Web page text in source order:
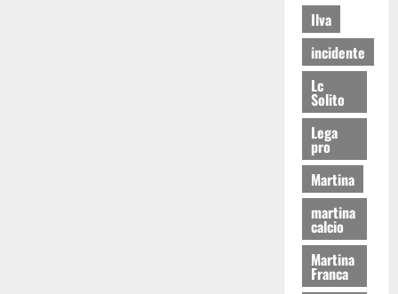
Ilva
incidente
Lc
Solito
Lega
pro
Martina
martina
calcio
Martina
Franca